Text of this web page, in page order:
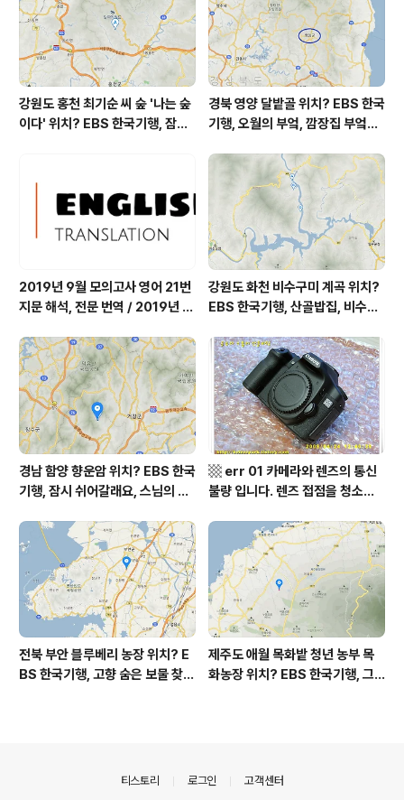
보통 = 24 ㎍/m³ 자..
강원도 홍천 최기순 씨 숲 '나는 숲
이다' 위치? EBS 한국기행, 잠시
강원도 홍천군 가볼 만한 곳, (구)
까르돈, kbs 인간극장
경북 영양 달밭골 위치? EBS 한국
기행, 오월의 부엌, 깜장집 부엌은
어디? / 경상북도 영양군 가볼 만
한 곳, 영양읍 상원리. KBS 인간극
장 임분노미 할머니
2019년 9월 모의고사 영어 21번
지문 해석, 전문 번역 / 2019년 9
역, 평가원 2019년 고3 9월 영어
영역 외국어영역 전문 해석, Engli
sh to Korean translation
강원도 화천 비수구미 계곡 위치?
EBS 한국기행, 산골밥집, 비수구
부 화천군 비수구미 낙타민박 어
디? / 강원도 화천군 가볼 만한 곳
비수구미 마을, 파로호
경남 함양 향운암 위치? EBS 한국
기행, 잠시 쉬어갈래요, 스님의 어
상남도 함양군 가볼 만한 곳, 용추
계곡 향운암 명천스님, 덕유산 황
석산 거망산 기백산
▩ err 01 카메라와 렌즈의 통신
불량 입니다. 렌즈 접점을 청소하
전북 부안 블루베리 농장 위치? E
BS 한국기행, 고향 숨은 보물 찾
제주도 애월 목화밭 청년 농부 목
화농장 위치? EBS 한국기행, 그
티스토리 로그인 고객센터